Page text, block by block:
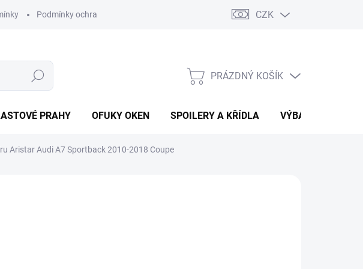
Podmínky ochrany osobních údajů Vracení zboží a reklamace
CZK
Hledat
NÁKUPNÍ
PRÁZDNÝ KOŠÍK
PRAHY OFUKY OKEN SPOILERY A KŘÍDLA VÝBAVA AUTA
Aristar Audi A7 Sportback 2010-2018 Coupe